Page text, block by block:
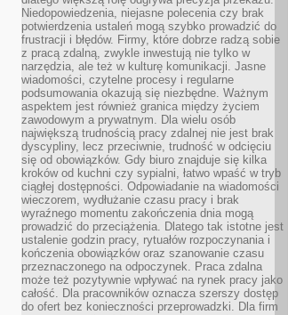
Niedopowiedzenia, niejasne polecenia czy brak
potwierdzenia ustaleń mogą szybko prowadzić do
frustracji i błędów. Firmy, które dobrze radzą sobie
z pracą zdalną, zwykle inwestują nie tylko w
narzędzia, ale też w kulturę komunikacji. Jasne
wiadomości, czytelne procesy i regularne
podsumowania okazują się niezbędne. Ważnym
aspektem jest również granica między życiem
zawodowym a prywatnym. Dla wielu osób
największą trudnością pracy zdalnej nie jest brak
dyscypliny, lecz przeciwnie, trudność w odcięciu
się od obowiązków. Gdy biuro znajduje się kilka
kroków od kuchni czy sypialni, łatwo wpaść w tryb
ciągłej dostępności. Odpowiadanie na wiadomości
wieczorem, wydłużanie czasu pracy i brak
wyraźnego momentu zakończenia dnia mogą
prowadzić do przeciążenia. Dlatego tak istotne jest
ustalenie godzin pracy, rytuałów rozpoczynania i
kończenia obowiązków oraz szanowanie czasu
przeznaczonego na odpoczynek. Praca zdalna
może też pozytywnie wpływać na rynek pracy jako
całość. Dla pracowników oznacza szerszy dostęp
do ofert bez konieczności przeprowadzki. Dla firm